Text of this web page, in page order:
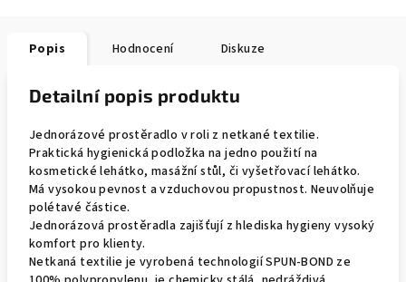
Popis Hodnocení Diskuze
Detailní popis produktu
Jednorázové prostěradlo v roli z netkané textilie.
Praktická hygienická podložka na jedno použití na
kosmetické lehátko, masážní stůl, či vyšetřovací lehátko.
Má vysokou pevnost a vzduchovou propustnost. Neuvolňuje
polétavé částice.
Jednorázová prostěradla zajišťují z hlediska hygieny vysoký
komfort pro klienty.
Netkaná textilie je vyrobená technologií SPUN-BOND ze